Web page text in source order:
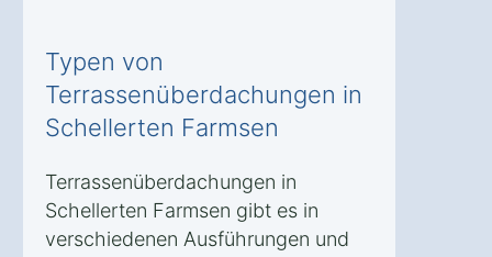
Typen von
Terrassenüberdachungen in
Schellerten Farmsen
Terrassenüberdachungen in
Schellerten Farmsen gibt es in
verschiedenen Ausführungen und